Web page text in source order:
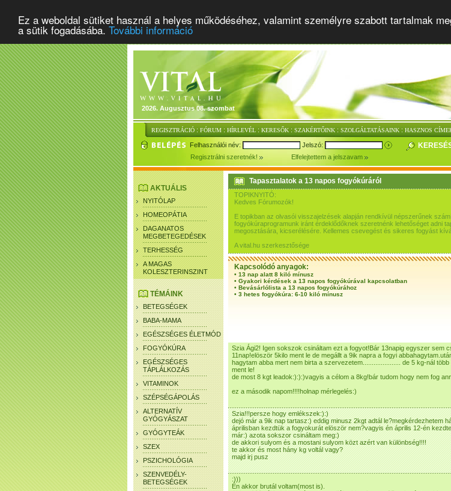
Ez a weboldal sütiket használ a helyes működéséhez, valamint személyre szabott tartalmak
a sütik fogadásába. További információ
2026. Augusztus 08. szombat
REGISZTRÁCIÓ : FÓRUM : HÍRLEVÉL : KERESŐK : SZAKÉRTŐINK : SZOLGÁLTATÁSAINK : HASZNOS
Felhasználói név: Jelszó:
Regisztrálni szeretnék! Elfelejtettem a jelszavam
AKTUÁLIS
NYITÓLAP
HOMEOPÁTIA
DAGANATOS
MEGBETEGEDÉSEK
TERHESSÉG
A MAGAS
KOLESZTERINSZINT
TÉMÁINK
BETEGSÉGEK
BABA-MAMA
EGÉSZSÉGES ÉLETMÓD
FOGYÓKÚRA
EGÉSZSÉGES
TÁPLÁLKOZÁS
VITAMINOK
SZÉPSÉGÁPOLÁS
ALTERNATÍV
GYÓGYÁSZAT
GYÓGYTEÁK
SZEX
PSZICHOLÓGIA
SZENVEDÉLY-
BETEGSÉGEK
Tapasztalatok a 13 napos fogyókúráról
TOPIKNYITÓ:
Kedves Fórumozók!
E topikban az olvasói visszajelzések alapján rendkívül népszerűnek
fogyókúraprogramunk iránt érdeklődőknek szeretnénk lehetőséget adni
megosztására, kicserélésére. Kellemes csevegést és sikeres fogyást
A vital.hu szerkesztősége
Kapcsolódó anyagok:
• 13 nap alatt 8 kiló mínusz
• Gyakori kérdések a 13 napos fogyókúrával kapcsolatban
• Bevásárlólista a 13 napos fogyókúrához
• 3 hetes fogyókúra: 6-10 kiló mínusz
Szia Ági2! Igen sokszok csináltam ezt a fogyot!Bár 13napig egyszer sem
11nap!elöször 5kilo ment le de megállt a 9ik napra a fogyi
hagytam abba mert nem birta a szervezetem..................... de 5 kg-nál
ment le!
de most 8 kgt leadok:):):)vagyis a célom a 8kg!bár tudom hogy nem fog
ez a második napom!!!!holnap mérlegelés:)
Szia!!!persze hogy emlékszek:):)
dejó már a 9ik nap tartasz:) eddig minusz 2kgt adtál le?megkérdezhetem
áprilisban kezdtük a fogyokurát elöször nem?vagyis én április 12-én
már:) azota sokszor csináltam meg:)
de akkori sulyom és a mostani sulyom közt azért van különbség!!!!
te akkor és most hány kg voltál vagy?
majd irj pusz
:)))
Én akkor brutál voltam(most is).